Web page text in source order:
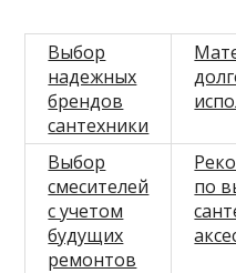
Выбор
надежных
брендов
сантехники
Выбор
смесителей
с учетом
будущих
ремонтов
по